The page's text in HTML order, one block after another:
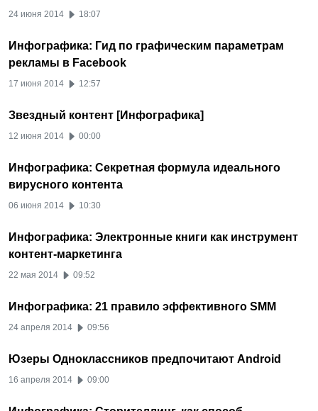
24 июня 2014 18:07
Инфографика: Гид по графическим параметрам
рекламы в Facebook
17 июня 2014 12:57
Звездный контент [Инфографика]
12 июня 2014 00:00
Инфографика: Секретная формула идеального
вирусного контента
06 июня 2014 10:30
Инфографика: Электронные книги как инструмент
контент-маркетинга
22 мая 2014 09:52
Инфографика: 21 правило эффективного SMM
24 апреля 2014 09:56
Юзеры Одноклассников предпочитают Android
16 апреля 2014 09:00